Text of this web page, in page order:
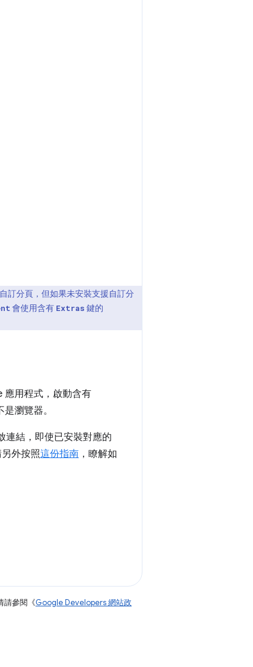
訂分頁，但如果未安裝支援自訂分
會使用含有 Extras 鍵的
應用程式，啟動含有
瀏覽器。
連結，即使已安裝對應的
外按照這份指南 ，瞭解如
請參閱《Google Developers 網站政